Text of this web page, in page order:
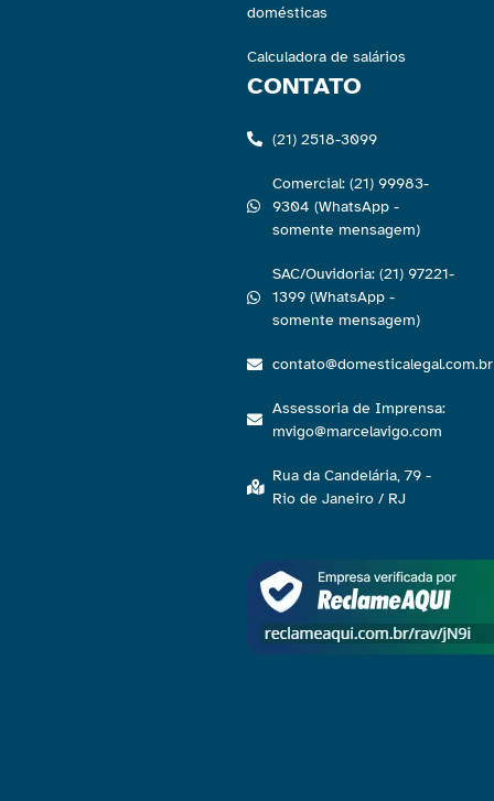
domésticas
Calculadora de salários
CONTATO
(21) 2518-3099
Comercial: (21) 99983-
9304 (WhatsApp -
somente mensagem)
SAC/Ouvidoria: (21) 97221-
1399 (WhatsApp -
somente mensagem)
contato@domesticalegal.com.br
Assessoria de Imprensa:
mvigo@marcelavigo.com
Rua da Candelária, 79 -
Rio de Janeiro / RJ